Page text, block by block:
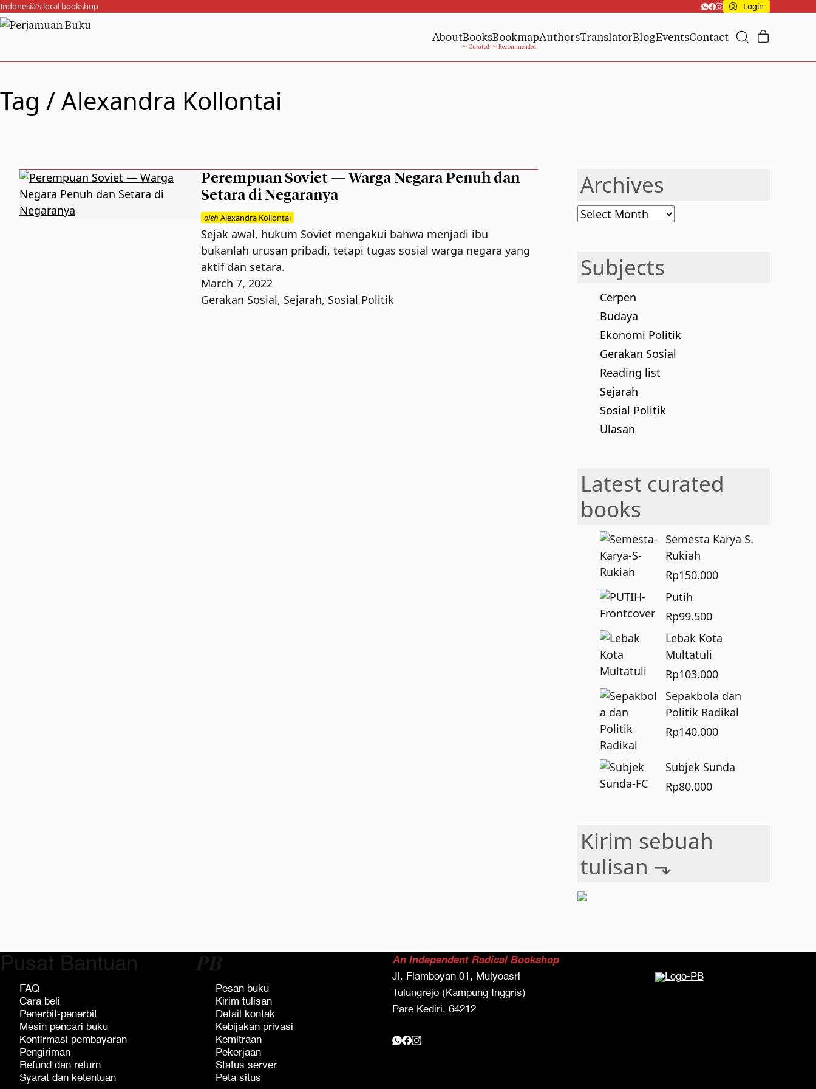
Indonesia's local bookshop Login
AboutBooksBookmapAuthorsTranslatorBlogEventsContact
Tag /Alexandra Kollontai
Perempuan Soviet — Warga Negara Penuh dan
Setara di Negaranya
oleh Alexandra Kollontai
Sejak awal, hukum Soviet mengakui bahwa menjadi ibu
bukanlah urusan pribadi, tetapi tugas sosial warga negara yang
aktif dan setara.
March 7, 2022
Gerakan Sosial, Sejarah, Sosial Politik
Archives
Archives
Subjects
Cerpen
Budaya
Ekonomi Politik
Gerakan Sosial
Reading list
Sejarah
Sosial Politik
Ulasan
Latest curated
books
Semesta Karya S.
Rukiah
Rp150.000
Putih
Rp99.500
Lebak Kota
Multatuli
Rp103.000
Sepakbola dan
Politik Radikal
Rp140.000
Subjek Sunda
Rp80.000
Kirim sebuah
tulisan ⬎
Pusat Bantuan
FAQ
Cara beli
Penerbit-penerbit
Mesin pencari buku
Konfirmasi pembayaran
Pengiriman
Refund dan return
Syarat dan ketentuan
𝑷𝑩
Pesan buku
Kirim tulisan
Detail kontak
Kebijakan privasi
Kemitraan
Pekerjaan
Status server
Peta situs
An Independent Radical Bookshop
Jl. Flamboyan 01, Mulyoasri
Tulungrejo (Kampung Inggris)
Pare Kediri, 64212